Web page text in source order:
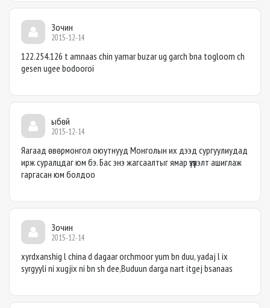
Зочин
2015-12-14
122.254.126 t amnaas chin yamar buzar ug garch bna togloom ch
gesen ugee bodooroi
ыбөй
2015-12-14
Яагаад өвөрмонгол оюутнууд Монголын их дээд сургуулиудад
ирж суралцдаг юм бэ. Бас энэ жагсаалтыг ямар үзүүлэлт ашиглаж
гаргасан юм болдоо
Зочин
2015-12-14
xyrdxanshig l china d dagaar orchmoor yum bn duu, yadaj l ix
syrgyyli ni xugjix ni bn sh dee,Buduun darga nart itgej bsanaas